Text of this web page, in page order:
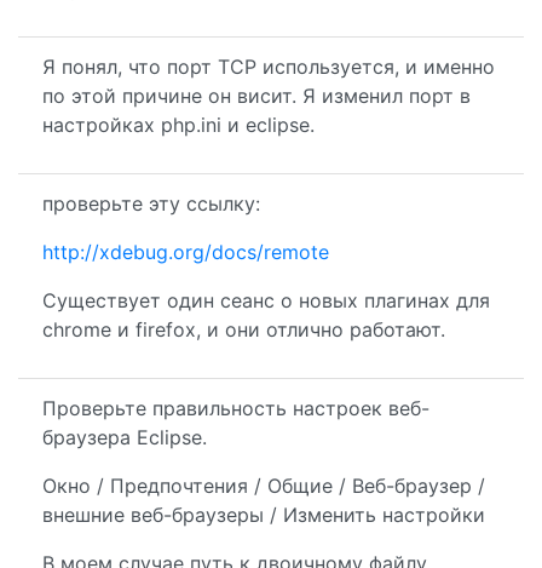
Я понял, что порт TCP используется, и именно
по этой причине он висит. Я изменил порт в
настройках php.ini и eclipse.
проверьте эту ссылку:
http://xdebug.org/docs/remote
Существует один сеанс о новых плагинах для
chrome и firefox, и они отлично работают.
Проверьте правильность настроек веб-
браузера Eclipse.
Окно / Предпочтения / Общие / Веб-браузер /
внешние веб-браузеры / Изменить настройки
В моем случае путь к двоичному файлу